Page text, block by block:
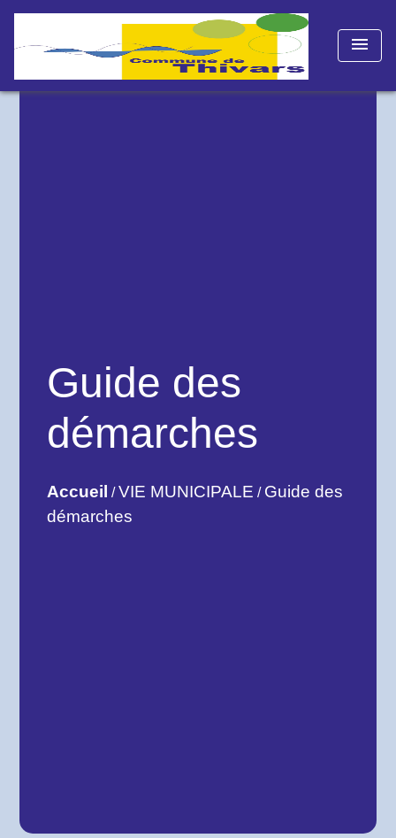
menu
Guide des
démarches
Accueil /VIE MUNICIPALE / Guide des
démarches